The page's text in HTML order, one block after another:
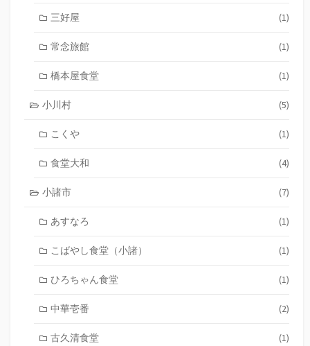
三好屋 (1)
常念旅館 (1)
橋本屋食堂 (1)
小川村 (5)
こくや (1)
食堂大和 (4)
小諸市 (7)
あすなろ (1)
こばやし食堂（小諸） (1)
ひろちゃん食堂 (1)
中華壱番 (2)
古久清食堂 (1)